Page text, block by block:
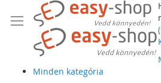
Minden kategória